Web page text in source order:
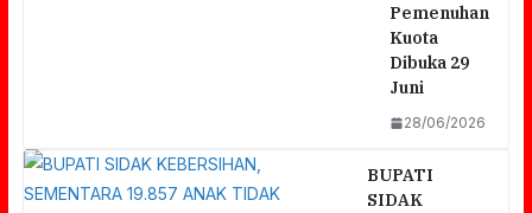
Pemenuhan
Kuota
Dibuka 29
Juni
28/06/2026
BUPATI
SIDAK